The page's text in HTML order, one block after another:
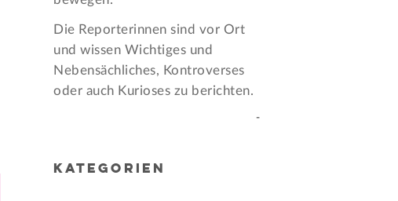
Die Reporterinnen sind vor Ort
und wissen Wichtiges und
Nebensächliches, Kontroverses
oder auch Kurioses zu berichten.
-
KATEGORIEN